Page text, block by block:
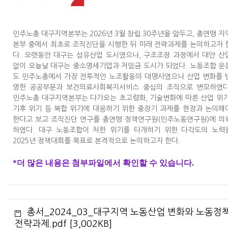
민주노총 대구지역본부는 2026년 3월 창립 30주년을 앞두고, 총연맹 지
본부 중에서 최초로 조직진단을 시행한 뒤 미래 전략과제를 논의하고자
다. 오랫동안 대구는 섬유산업 도시였으나, 구조조정 과정에서 대안 산
없이 오늘날 대구는 중소영세기업과 저임금 도시가 되었다. 노동조합 운
도 민주노총에서 가장 전투적인 노조활동의 대명사였으나 산업 변화를
영한 공공부문과 보건의료사회복지서비스 중심의 조직으로 변모하였
민주노총 대구지역본부는 다가오는 초고령화, 기술변화에 따른 산업 위
기후 위기 등 복합 위기에 대응하기 위한 중장기 과제를 현장과 논의해
한다고 보고 조직진단 연구를 총연맹 정책연구원(민주노동연구원)에 의
하였다. 대구 노동조합이 처한 위기를 타개하기 위한 다각도의 노력
2025년 정책대회를 목표로 본격적으로 논의하고자 한다.
*더 많은 내용은 첨부파일에서 확인할 수 있습니다.
총서_2024_03_대구지역 노동산업 변화와 노동정
전략과제.pdf [3,002KB]